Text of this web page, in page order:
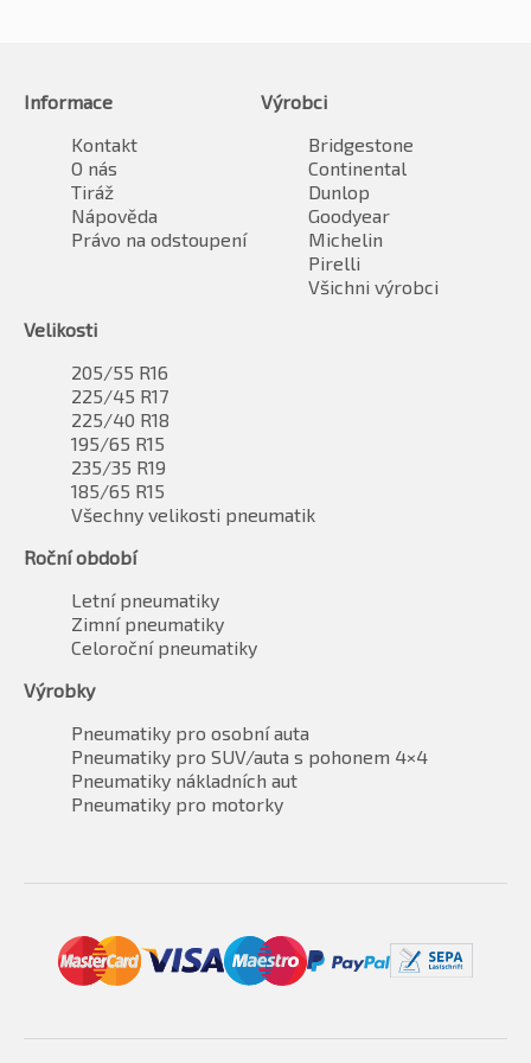
Informace
Kontakt
O nás
Tiráž
Nápověda
Právo na odstoupení
Výrobci
Bridgestone
Continental
Dunlop
Goodyear
Michelin
Pirelli
Všichni výrobci
Velikosti
205/55 R16
225/45 R17
225/40 R18
195/65 R15
235/35 R19
185/65 R15
Všechny velikosti pneumatik
Roční období
Letní pneumatiky
Zimní pneumatiky
Celoroční pneumatiky
Výrobky
Pneumatiky pro osobní auta
Pneumatiky pro SUV/auta s pohonem 4×4
Pneumatiky nákladních aut
Pneumatiky pro motorky